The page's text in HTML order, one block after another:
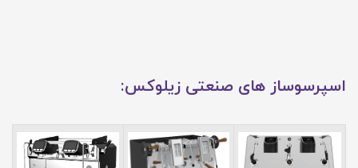
اسپرسوساز های صنعتی زیلوکس: